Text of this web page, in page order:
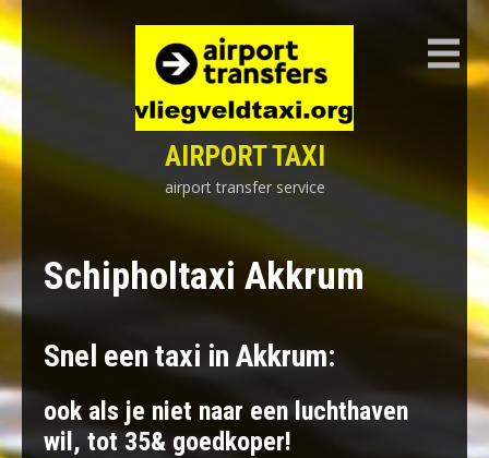
Skip
to
content
AIRPORT TAXI
airport transfer service
Schipholtaxi Akkrum
Snel een taxi in Akkrum:
ook als je niet naar een luchthaven
wil, tot 35& goedkoper!